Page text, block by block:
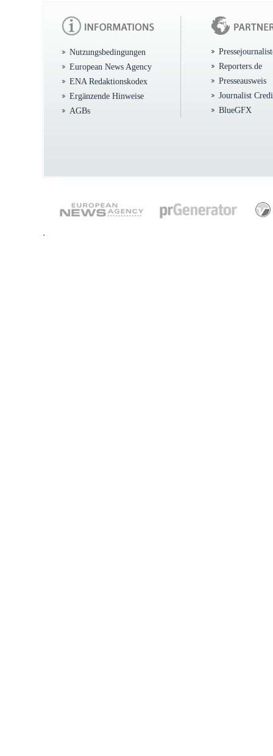
Nutzungsbedingungen
European News Agency
ENA Redaktionskodex
Ergänzende Hinweise
AGBs
Reporters.de
Presseausweis
Journalist
BlueGFX
.